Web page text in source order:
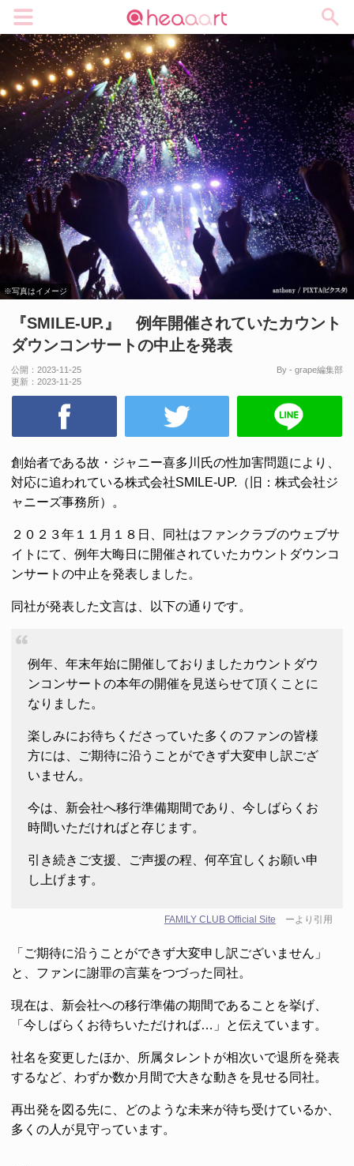
※写真はイメージ
『SMILE-UP.』 例年開催されていたカウント
ダウンコンサートの中止を発表
公開： 2023-11-25
更新： 2023-11-25
By - grape編集部
創始者である故・ジャニー喜多川氏の性加害問題により、
対応に追われている株式会社SMILE-UP.（旧：株式会社ジ
ャニーズ事務所）。
２０２３年１１月１８日、同社はファンクラブのウェブサ
イトにて、例年大晦日に開催されていたカウントダウンコ
ンサートの中止を発表しました。
同社が発表した文言は、以下の通りです。
例年、年末年始に開催しておりましたカウントダウ
ンコンサートの本年の開催を見送らせて頂くことに
なりました。
楽しみにお待ちくださっていた多くのファンの皆様
方には、ご期待に沿うことができず大変申し訳ござ
いません。
今は、新会社へ移行準備期間であり、今しばらくお
時間いただければと存じます。
引き続きご支援、ご声援の程、何卒宜しくお願い申
し上げます。
FAMILY CLUB Official Site ーより引用
「ご期待に沿うことができず大変申し訳ございません」
と、ファンに謝罪の言葉をつづった同社。
現在は、新会社への移行準備の期間であることを挙げ、
「今しばらくお待ちいただければ…」と伝えています。
社名を変更したほか、所属タレントが相次いで退所を発表
するなど、わずか数か月間で大きな動きを見せる同社。
再出発を図る先に、どのような未来が待ち受けているか、
多くの人が見守っています。